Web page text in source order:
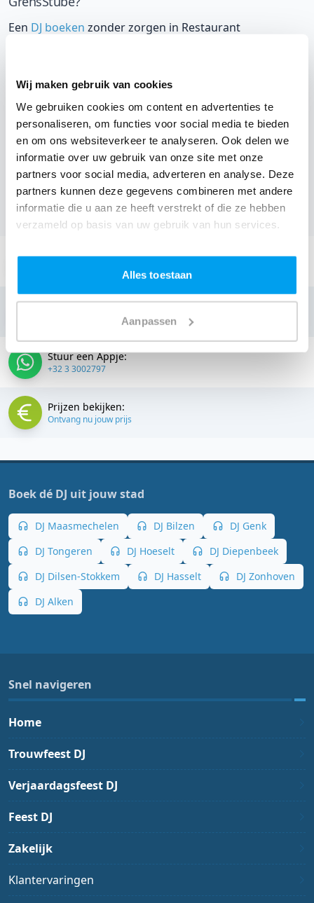
Wij maken gebruik van cookies
We gebruiken cookies om content en advertenties te
personaliseren, om functies voor social media te bieden
en om ons websiteverkeer te analyseren. Ook delen we
informatie over uw gebruik van onze site met onze
partners voor social media, adverteren en analyse. Deze
partners kunnen deze gegevens combineren met andere
informatie die u aan ze heeft verstrekt of die ze hebben
verzameld op basis van uw gebruik van hun services.
Alles toestaan
Aanpassen
Een DJ boeken zonder zorgen in Restaurant
goed komt. Maar voordat je een DJ voor jouw feest gaat
boeken, wil je natuurlijk weten wat het kost.
Een DJ boeken uit Limburg was nog nooit zo makkelijk.
Daarom kun je bij ons online de prijs berekenen voor
jouw feest. Ook kun je nu boeken of een vrijblijvende
offerte aanvragen.Boek de beste DJ uit Lanakenen
omgeving, en check dus nu onze prijzen voor jouw DJ
Stuur een email:
info@thedjcompany.be
Bellen:
Stuur een Appje:
+32 3 3002797
Prijzen bekijken:
Ontvang nu jouw prijs
Boek dé DJ uit jouw stad
DJ Maasmechelen DJ Bilzen
DJ Genk
DJ Tongeren
DJ Hoeselt
DJ Diepenbeek
DJ Dilsen-Stokkem
DJ Hasselt
DJ Zonhoven
DJ Alken
Snel navigeren
Home
Trouwfeest DJ
Verjaardagsfeest DJ
Feest DJ
Zakelijk
Klantervaringen